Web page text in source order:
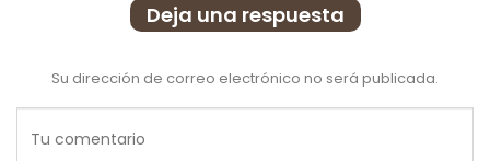
Deja una respuesta
Su dirección de correo electrónico no será publicada.